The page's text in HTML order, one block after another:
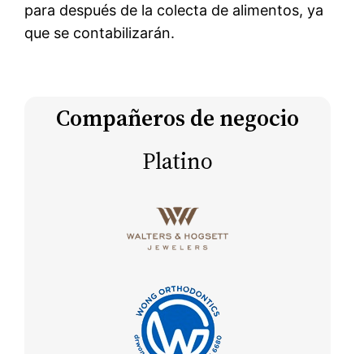
para después de la colecta de alimentos, ya
que se contabilizarán.
Compañeros de negocio
Platino